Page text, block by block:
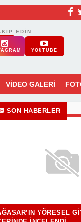
EDIN
YOUTUBE
VİDEO GALERİ
SON HABERLER
YÖRESEL